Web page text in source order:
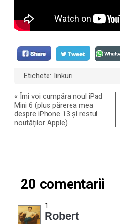
Etichete: linkuri
«Îmi voi cumpăra noul iPad
Mini 6 (plus părerea mea
despre iPhone 13 și restul
noutăților Apple)
20 comentarii
Robert